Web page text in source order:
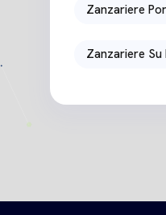
Zanzariere
Zanzariere Su